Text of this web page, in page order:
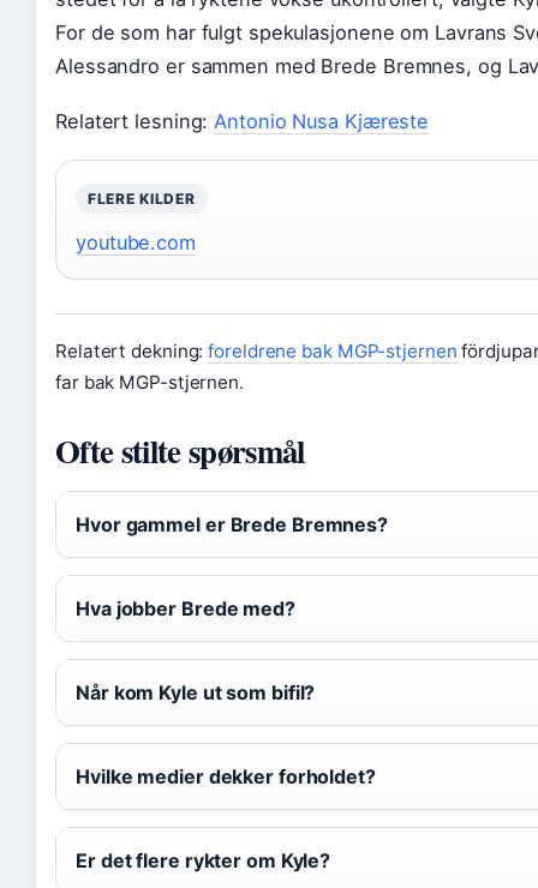
For de som har fulgt spekulasjonene om Lavrans
Alessandro er sammen med Brede Bremnes, og
Relatert lesning: Antonio Nusa Kjæreste
FLERE KILDER
youtube.com
Relatert dekning:foreldrene bak MGP-stjernen
far bak MGP-stjernen.
Ofte stilte spørsmål
Hvor gammel er Brede Bremnes?
Hva jobber Brede med?
Når kom Kyle ut som bifil?
Hvilke medier dekker forholdet?
Er det flere rykter om Kyle?